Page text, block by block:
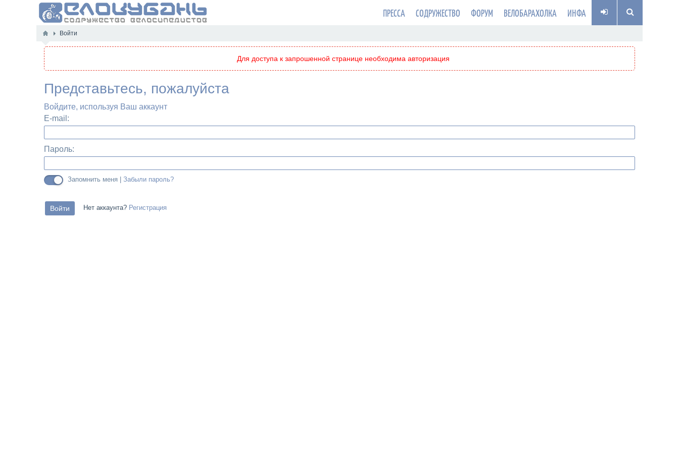
ПРЕССА СОДРУЖЕСТВО ФОРУМ ВЕЛОБАРАХОЛКА ИНФА
Войти
Для доступа к запрошенной странице необходима авторизация
Представьтесь, пожалуйста
Войдите, используя Ваш аккаунт
E-mail:
Пароль:
Запомнить меня | Забыли пароль?
Нет аккаунта? Регистрация